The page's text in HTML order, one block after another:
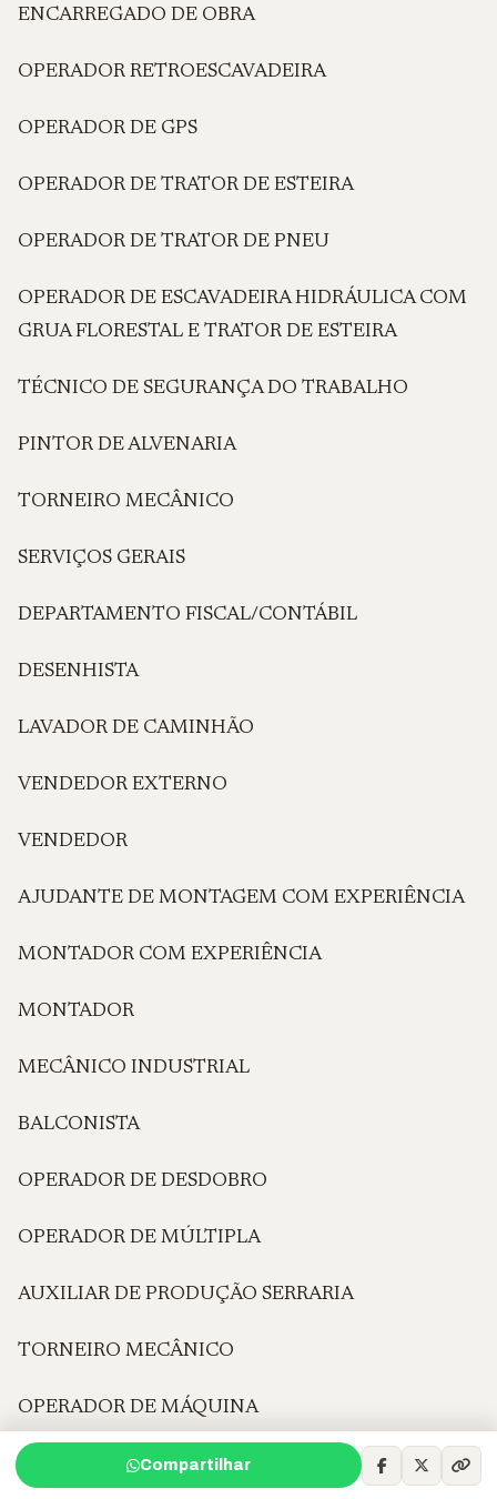
ENCARREGADO DE OBRA
OPERADOR RETROESCAVADEIRA
OPERADOR DE GPS
OPERADOR DE TRATOR DE ESTEIRA
OPERADOR DE TRATOR DE PNEU
OPERADOR DE ESCAVADEIRA HIDRÁULICA COM
GRUA FLORESTAL E TRATOR DE ESTEIRA
TÉCNICO DE SEGURANÇA DO TRABALHO
PINTOR DE ALVENARIA
TORNEIRO MECÂNICO
SERVIÇOS GERAIS
DEPARTAMENTO FISCAL/CONTÁBIL
DESENHISTA
LAVADOR DE CAMINHÃO
VENDEDOR EXTERNO
VENDEDOR
AJUDANTE DE MONTAGEM COM EXPERIÊNCIA
MONTADOR COM EXPERIÊNCIA
MONTADOR
MECÂNICO INDUSTRIAL
BALCONISTA
OPERADOR DE DESDOBRO
OPERADOR DE MÚLTIPLA
AUXILIAR DE PRODUÇÃO SERRARIA
TORNEIRO MECÂNICO
OPERADOR DE MÁQUINA
VENDEDORACompartilhar